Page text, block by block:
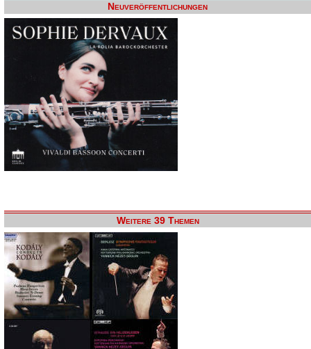
Neuveröffentlichungen
Weitere 39 Themen